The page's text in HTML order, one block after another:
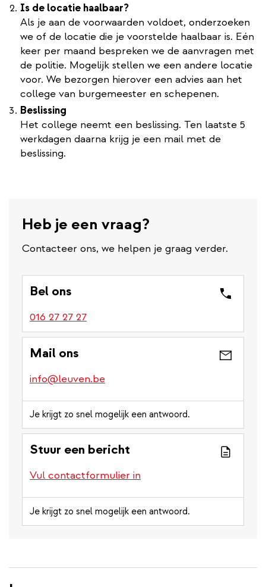
Is de locatie haalbaar?
Als je aan de voorwaarden voldoet, onderzoeken
we of de locatie die je voorstelde haalbaar is. Eén
keer per maand bespreken we de aanvragen met
de politie. Mogelijk stellen we een andere locatie
voor. We bezorgen hierover een advies aan het
college van burgemeester en schepenen.
Beslissing
Het college neemt een beslissing. Ten laatste 5
werkdagen daarna krijg je een mail met de
beslissing.
Heb je een vraag?
Contacteer ons, we helpen je graag verder.
Bel ons
016 27 27 27
Mail ons
info@leuven.be
Je krijgt zo snel mogelijk een antwoord.
Stuur een bericht
Vul contactformulier in
Je krijgt zo snel mogelijk een antwoord.